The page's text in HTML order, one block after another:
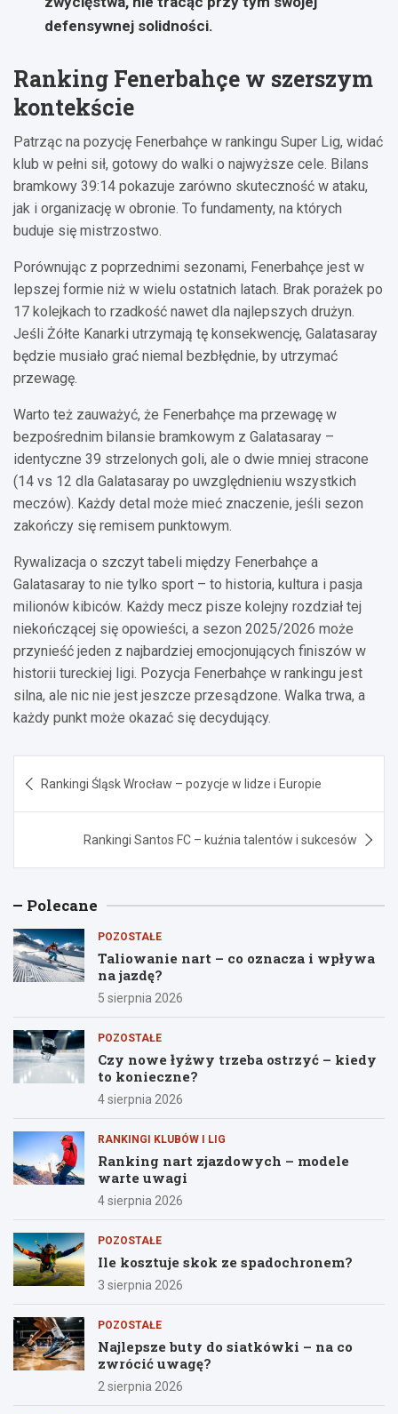
defensywnej solidności.
Ranking Fenerbahçe w szerszym
kontekście
Patrząc na pozycję Fenerbahçe w rankingu Super Lig, widać
klub w pełni sił, gotowy do walki o najwyższe cele. Bilans
bramkowy 39:14 pokazuje zarówno skuteczność w ataku,
jak i organizację w obronie. To fundamenty, na których
buduje się mistrzostwo.
Porównując z poprzednimi sezonami, Fenerbahçe jest w
lepszej formie niż w wielu ostatnich latach. Brak porażek po
17 kolejkach to rzadkość nawet dla najlepszych drużyn.
Jeśli Żółte Kanarki utrzymają tę konsekwencję, Galatasaray
będzie musiało grać niemal bezbłędnie, by utrzymać
przewagę.
Warto też zauważyć, że Fenerbahçe ma przewagę w
bezpośrednim bilansie bramkowym z Galatasaray –
identyczne 39 strzelonych goli, ale o dwie mniej stracone
(14 vs 12 dla Galatasaray po uwzględnieniu wszystkich
meczów). Każdy detal może mieć znaczenie, jeśli sezon
zakończy się remisem punktowym.
Rywalizacja o szczyt tabeli między Fenerbahçe a
Galatasaray to nie tylko sport – to historia, kultura i pasja
milionów kibiców. Każdy mecz pisze kolejny rozdział tej
niekończącej się opowieści, a sezon 2025/2026 może
przynieść jeden z najbardziej emocjonujących finiszów w
historii tureckiej ligi. Pozycja Fenerbahçe w rankingu jest
silna, ale nic nie jest jeszcze przesądzone. Walka trwa, a
każdy punkt może okazać się decydujący.
wpisu
Rankingi Śląsk Wrocław – pozycje w lidze i Europie
Rankingi Santos FC – kuźnia talentów i sukcesów
Polecane
POZOSTAŁE
Taliowanie nart – co oznacza i wpływa
na jazdę?
5 sierpnia 2026
POZOSTAŁE
Czy nowe łyżwy trzeba ostrzyć – kiedy
to konieczne?
4 sierpnia 2026
RANKINGI KLUBÓW I LIG
Ranking nart zjazdowych – modele
warte uwagi
4 sierpnia 2026
POZOSTAŁE
Ile kosztuje skok ze spadochronem?
3 sierpnia 2026
POZOSTAŁE
Najlepsze buty do siatkówki – na co
zwrócić uwagę?
2 sierpnia 2026